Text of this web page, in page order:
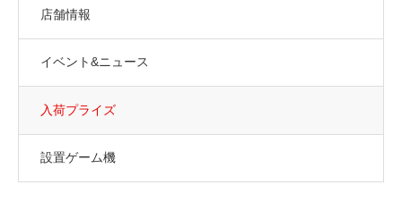
店舗情報
イベント&ニュース
入荷プライズ
設置ゲーム機